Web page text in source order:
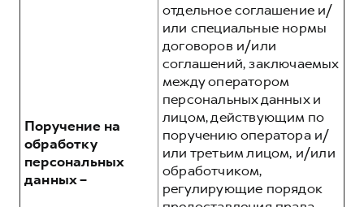
Поручение на
обработку
персональных
данных –
отдельное соглашение и/
или специальные нормы
договоров и/или
соглашений, заключаемых
между оператором
персональных данных и
лицом, действующим по
поручению оператора и/
или третьим лицом, и/или
обработчиком,
регулирующие порядок